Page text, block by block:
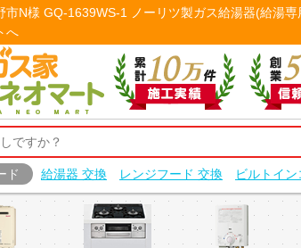
市N様 GQ-1639WS-1 ノーリツ製ガス給湯器(給湯
へ
ド 給湯器 交換 レンジフード 交換 ビルトイ